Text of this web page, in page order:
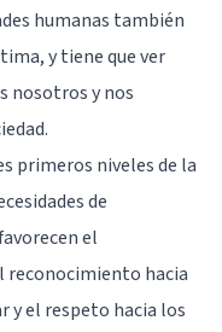
humanas también
y tiene que ver
nosotros y nos
primeros niveles de la
de
el
reconocimiento hacia
y el respeto hacia los